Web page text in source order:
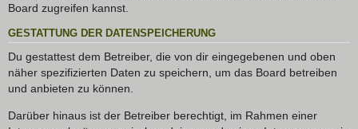
Board zugreifen kannst.
GESTATTUNG DER DATENSPEICHERUNG
Du gestattest dem Betreiber, die von dir eingegebenen und oben
näher spezifizierten Daten zu speichern, um das Board betreiben
und anbieten zu können.
Darüber hinaus ist der Betreiber berechtigt, im Rahmen einer